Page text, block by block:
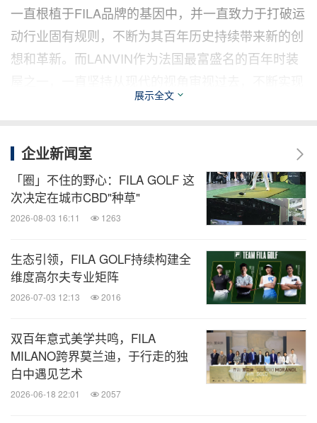
一直根植于FILA品牌的基因中，并一直致力于打破运
动行业固有规则，不断为其百年历史持续带来新的创
想和革新。而LANVIN作为法国最富盛名的百年时装
现代与传统交融，其摩登优雅的风格，与FILA的百年
力。而FILA选择在2021年暨品牌创立110周年的重大
里程碑带来与LANVIN的联乘系列，也必将拉开品牌
时装优雅奢华运动化变革的序幕。
方联乘系列的第一款单品，后续更将有2021秋冬系列
服饰及配饰陆续上市。
FILA 与LANVIN 本次联乘系列将于9月正式发售，详
情请关注FILA及LANVIN品牌官方网站，微博及微信
公众号。
展示全文
企业新闻室
「圈」不住的野心：FILA GOLF 这
次决定在城市CBD"种草"
2026-08-03 16:11 1263
生态引领，FILA GOLF持续构建全
维度高尔夫专业矩阵
2026-07-03 12:13 2016
双百年意式美学共鸣，FILA
MILANO跨界莫兰迪，于行走的独
白中遇见艺术
2026-06-18 22:01 2057